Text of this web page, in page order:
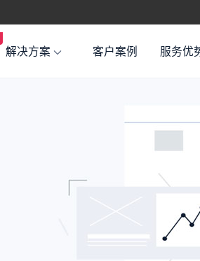
解决方案 客户案例 服务优